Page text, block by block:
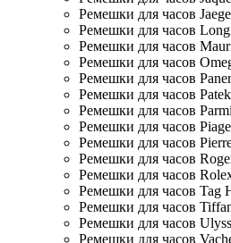
Ремешки для часов
Ремешки для часов
Ремешки для часов
Ремешки для часов
Ремешки для часов
Ремешки для часов
Ремешки для часов
Ремешки для часов
Ремешки для часов
Ремешки для часов
Ремешки для часов
Ремешки для часов Tag
Ремешки для часов
Ремешки для часов
Ремешки для часов